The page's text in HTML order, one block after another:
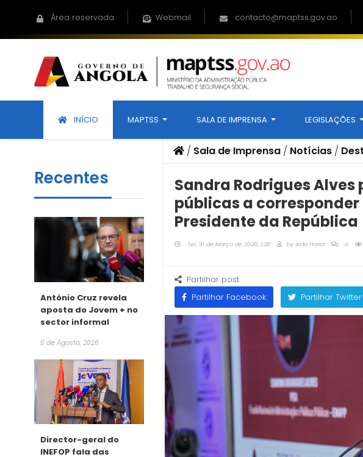
Área reservada Webmail contacto@maptss.gov.ao
INÍCIO MAPTSS SALA DE IMPRENSA LEGISLAÇÕES
Recentes
António Cruz revela
aposta do Jovem + no
sector informal
5 de Agosto, 2026
Director-geral do
INEFOP fala das
/ Sala de Imprensa / Notícias /
Sandra Rodrigues Alves
públicas a
Presidente da República
Ter, 31 de Março de 2026, 1:28 byAida Horta 0
Partilhar post
Partilhar Facebook
Partilhar Twitter